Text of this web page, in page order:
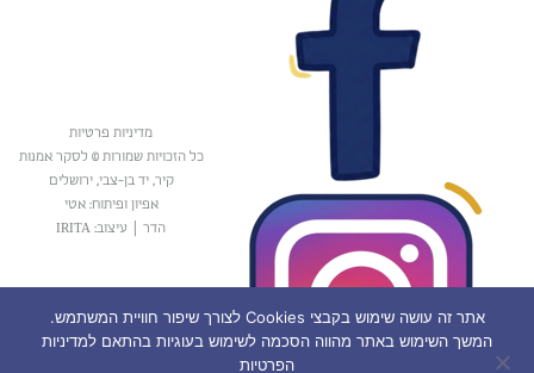
מדיניות פרטיות
כל הזכויות שמורות © לסקר אמנות
קיר, יד בן-צבי, ירושלים
אפיון ופיתוח: אטי
הדר
עיצוב: IRITA
אתר זה עושה שימוש בקבצי Cookies לצורך שיפור חוויית המשתמש.
המשך השימוש באתר מהווה הסכמה לשימוש בעוגיות בהתאם למדיניות
הפרטיות